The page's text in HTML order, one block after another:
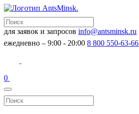
для заявок и запросов info@antsminsk.ru
ежедневно – 9:00 - 20:00 8 800 550-63-66
0